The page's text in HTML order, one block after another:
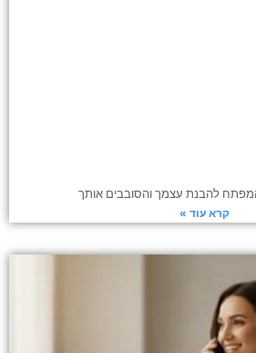
קרא עוד »